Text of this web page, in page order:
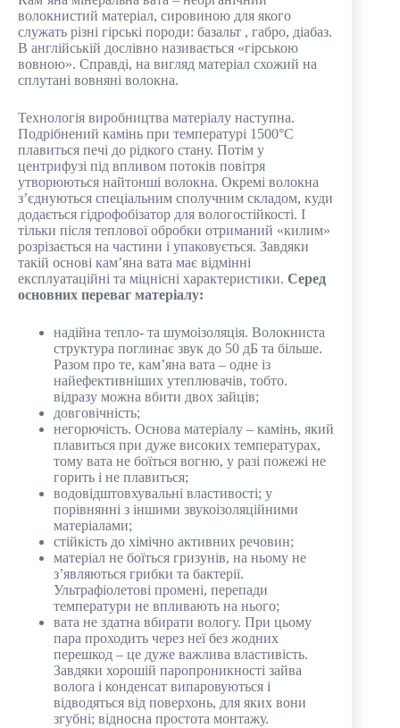
волокнистий матеріал, сировиною для якого
служать різні гірські породи: базальт , габро, діабаз.
В англійській дослівно називається «гірською
вовною». Справді, на вигляд матеріал схожий на
сплутані вовняні волокна.
Технологія виробництва матеріалу наступна.
Подрібнений камінь при температурі 1500°С
плавиться печі до рідкого стану. Потім у
центрифузі під впливом потоків повітря
утворюються найтонші волокна. Окремі волокна
з’єднуються спеціальним сполучним складом, куди
додається гідрофобізатор для вологостійкості. І
тільки після теплової обробки отриманий «килим»
розрізається на частини і упаковується. Завдяки
такій основі кам’яна вата має відмінні
експлуатаційні та міцнісні характеристики. Серед
основних переваг матеріалу:
надійна тепло- та шумоізоляція. Волокниста
структура поглинає звук до 50 дБ та більше.
Разом про те, кам’яна вата – одне із
найефективніших утеплювачів, тобто.
відразу можна вбити двох зайців;
довговічність;
негорючість. Основа матеріалу – камінь, який
плавиться при дуже високих температурах,
тому вата не боїться вогню, у разі пожежі не
горить і не плавиться;
водовідштовхувальні властивості; у
порівнянні з іншими звукоізоляційними
матеріалами;
стійкість до хімічно активних речовин;
матеріал не боїться гризунів, на ньому не
з’являються грибки та бактерії.
Ультрафіолетові промені, перепади
температури не впливають на нього;
вата не здатна вбирати вологу. При цьому
пара проходить через неї без жодних
перешкод – це дуже важлива властивість.
Завдяки хорошій паропроникності зайва
волога і конденсат випаровуються і
відводяться від поверхонь, для яких вони
згубні; відносна простота монтажу.